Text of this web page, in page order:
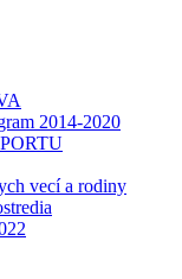
2014-2020
vecí a rodiny